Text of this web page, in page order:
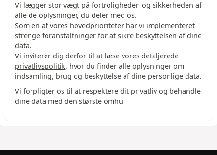
Vi lægger stor vægt på fortroligheden og sikkerheden af
alle de oplysninger, du deler med os.
Som en af vores hovedprioriteter har vi implementeret
strenge foranstaltninger for at sikre beskyttelsen af dine
data.
Vi inviterer dig derfor til at læse vores detaljerede
privatlivspolitik, hvor du finder alle oplysninger om
indsamling, brug og beskyttelse af dine personlige data.
Vi forpligter os til at respektere dit privatliv og behandle
dine data med den største omhu.